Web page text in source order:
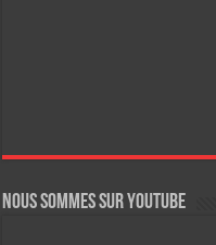
Nous sommes sur YouTube